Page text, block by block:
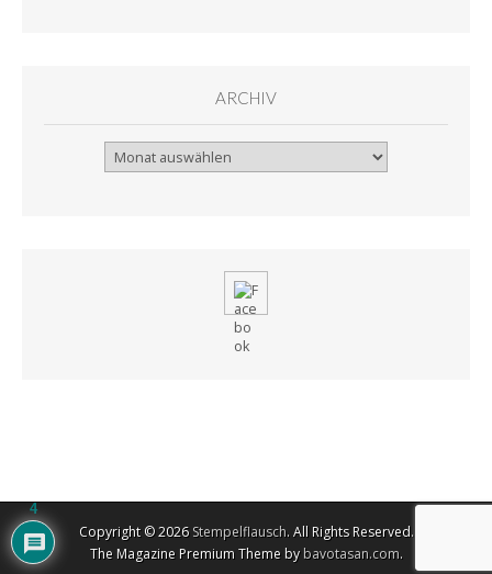
ARCHIV
Archiv
Copyright © 2026Stempelflausch. All Rights Reserved.
The Magazine Premium Theme bybavotasan.com.
4